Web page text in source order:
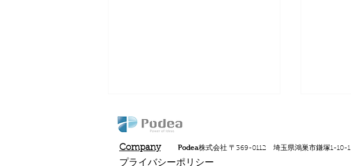
Company Podea株式会社 〒369-0112 ​埼玉県鴻巣市鎌塚1-10-1
プライバシーポリシー